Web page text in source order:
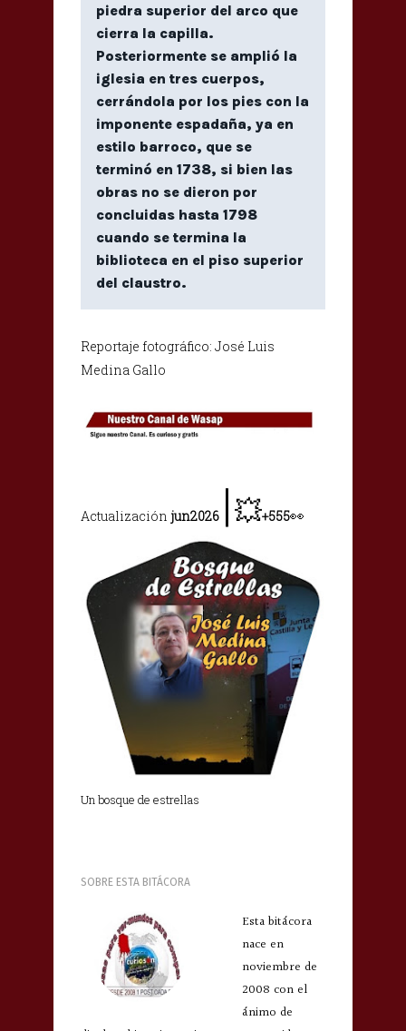
piedra superior del arco que
cierra la capilla.
Posteriormente se amplió la
iglesia en tres cuerpos,
cerrándola por los pies con la
imponente espadaña, ya en
estilo barroco, que se
terminó en 1738, si bien las
obras no se dieron por
concluidas hasta 1798
cuando se termina la
biblioteca en el piso superior
del claustro.
Reportaje fotográfico: José Luis
Medina Gallo
Actualización jun2026 |💥+555👀
Un bosque de estrellas
SOBRE ESTA BITÁCORA
Esta bitácora
nace en
noviembre de
2008 con el
ánimo de